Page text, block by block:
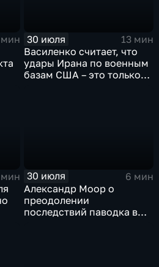
мин
30 июля
13 мин
Василенко считает, что
удары Ирана по военным
базам США – это только
мин
30 июля
6 мин
Александр Моор о
преодолении
последствий паводка в